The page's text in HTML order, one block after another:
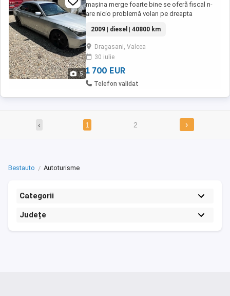
5
mașina merge foarte bine se oferă fiscal n-
are nicio problemă volan pe dreapta
2009 | diesel | 40800 km
Dragasani, Valcea
30 iulie
1 700 EUR
Telefon validat
‹ 1 2 ›
Bestauto Autoturisme
Categorii
Județe